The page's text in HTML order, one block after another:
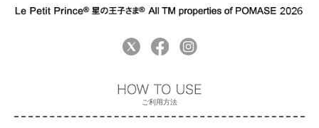
ご利用方法